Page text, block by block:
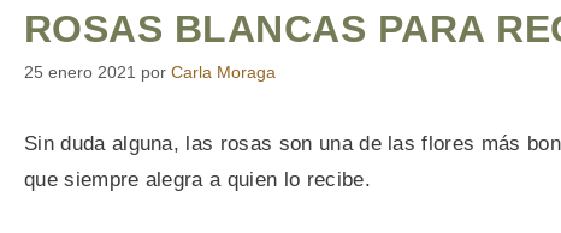
ROSAS BLANCAS PARA
25 enero 2021 por Carla Moraga
Sin duda alguna, las rosas son una de las flores más
que siempre alegra a quien lo recibe.